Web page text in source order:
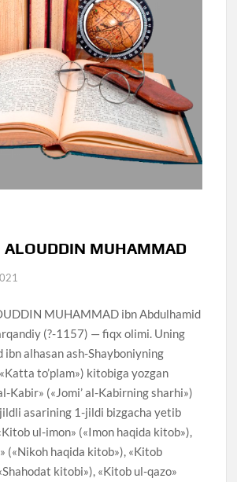
ALOUDDIN MUHAMMAD
MUHAMMAD ibn Abdulhamid
(?-1157) — fiqx olimi. Uning
ibn alhasan ash-Shayboniyning
to’plam») kitobiga yozgan
Kabir» («Jomi’ al-Kabirning sharhi»)
asarining 1-jildi bizgacha yetib
ul-imon» («Imon haqida kitob»),
(«Nikoh haqida kitob»), «Kitob
kitobi»), «Kitob ul-qazo»